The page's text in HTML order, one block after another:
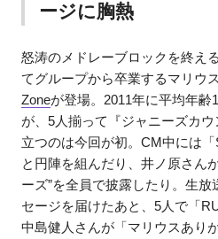
ージに胸熱
怒涛のメドレーブロックを終え
てグループから卒業するマリウ
Zoneが登場。2011年に平均年齢
が、5人揃って『ジャニーズカ
立つのは今回が初。CM中には「
と円陣を組んだり、井ノ原さん
ーズ”を全員で披露したり。生
セージを届けたあと、5人で「
中島健人さんが「マリウスあり